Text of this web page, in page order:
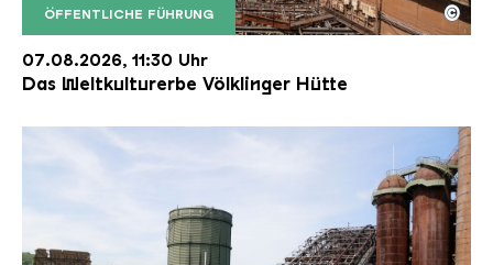
ÖFFENTLICHE FÜHRUNG
Der Erzschrägaufzug der Völklinger Hütte mit
Copyright: Weltkulturerbe Völklinger Hütte | Karl
©
07.08.2026, 11:30 Uhr
Das Weltkulturerbe Völklinger Hütte